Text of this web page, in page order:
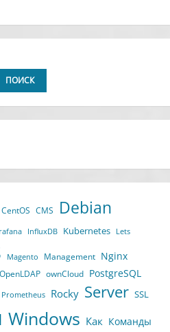
ПОИСК
CentOS CMS Debian
InfluxDB Kubernetes Lets
Magento Management Nginx
OpenLDAP ownCloud PostgreSQL
Prometheus Rocky Server SSL
Windows Как Команды